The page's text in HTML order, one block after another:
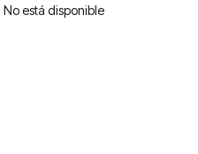
No está disponible